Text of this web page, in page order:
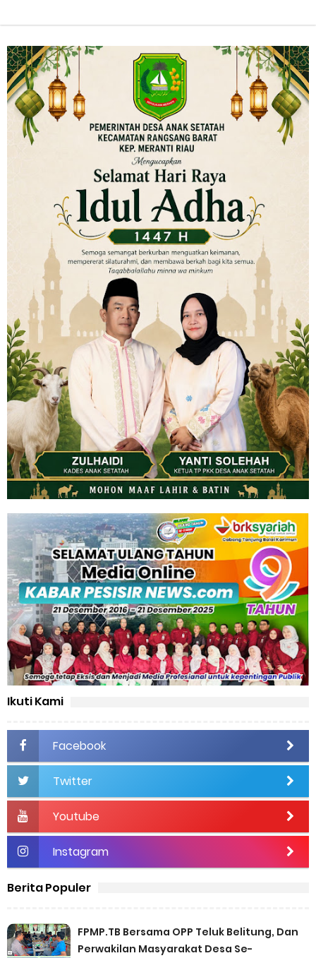
Ikuti Kami
Facebook
Twitter
Youtube
Instagram
Berita Populer
FPMP.TB Bersama OPP Teluk Belitung, Dan
Perwakilan Masyarakat Desa Se-